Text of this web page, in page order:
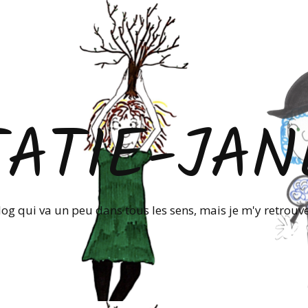
qui va un peu dans tous les sens, mais je m'y